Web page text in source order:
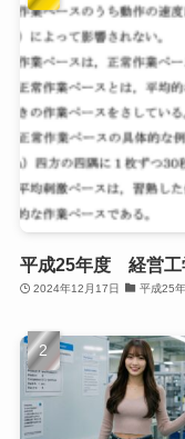
平成25年度 経営
2024年12月17日 平成25